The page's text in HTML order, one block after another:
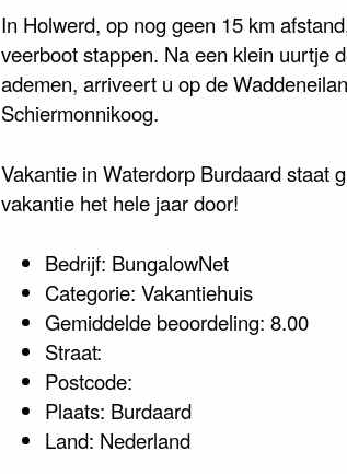
In Holwerd, op nog geen 15 km
veerboot stappen. Na een klein uurtje
ademen, arriveert u op de
Schiermonnikoog.
Vakantie in Waterdorp Burdaard staat
vakantie het hele jaar door!
Bedrijf: BungalowNet
Categorie: Vakantiehuis
Gemiddelde beoordeling: 8.00
Straat:
Postcode:
Plaats: Burdaard
Land: Nederland